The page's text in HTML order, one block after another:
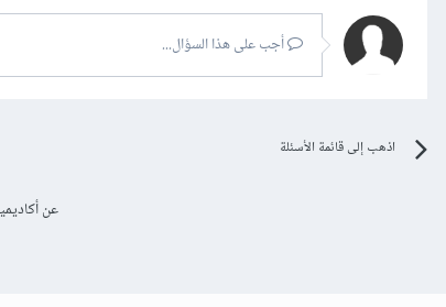
أجب على هذا السؤال...
اذهب إلى قائمة الأسئلة
عن